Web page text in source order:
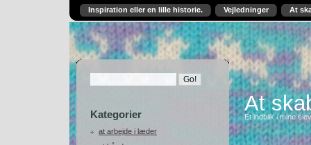
Inspiration eller en lille historie. Vejledninger At
Kategorier
at arbejde i læder
At
Et indblik i mine